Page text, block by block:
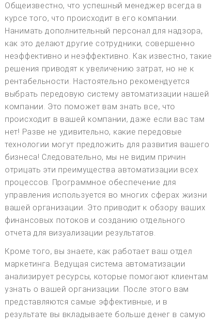
Общеизвестно, что успешный менеджер всегда в
курсе того, что происходит в его компании.
Нанимать дополнительный персонал для надзора,
как это делают другие сотрудники, совершенно
неэффективно и неэффективно. Как известно, такие
решения приводят к увеличению затрат, но не к
рентабельности. Настоятельно рекомендуется
выбрать передовую систему автоматизации нашей
компании. Это поможет вам знать все, что
происходит в вашей компании, даже если вас там
нет! Разве не удивительно, какие передовые
технологии могут предложить для развития вашего
бизнеса! Следовательно, мы не видим причин
отрицать эти преимущества автоматизации всех
процессов. Программное обеспечение для
управления используется во многих сферах жизни
вашей организации. Это приводит к обзору ваших
финансовых потоков и созданию отдельного
отчета для визуализации результатов.
Кроме того, вы знаете, как работает ваш отдел
маркетинга. Ведущая система автоматизации
анализирует ресурсы, которые помогают клиентам
узнать о вашей организации. После этого вам
представляются самые эффективные, и в
результате вы вкладываете больше денег в самую